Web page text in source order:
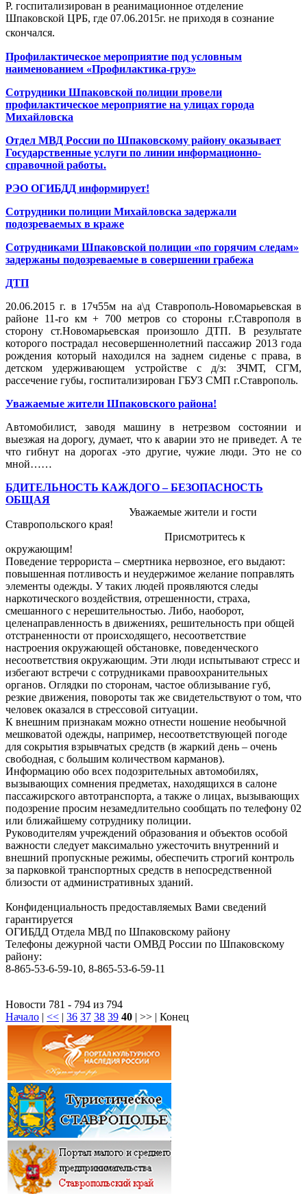
Р. госпитализирован в реанимационное отделение
Шпаковской ЦРБ, где 07.06.2015г. не приходя в сознание
скончался.
Профилактическое мероприятие под условным
наименованием «Профилактика-груз»
Сотрудники Шпаковской полиции провели
профилактическое мероприятие на улицах города
Михайловска
Отдел МВД России по Шпаковскому району оказывает
Государственные услуги по линии информационно-
справочной работы.
РЭО ОГИБДД информирует!
Сотрудники полиции Михайловска задержали
подозреваемых в краже
Сотрудниками Шпаковской полиции «по горячим следам»
задержаны подозреваемые в совершении грабежа
ДТП
20.06.2015 г. в 17ч55м на а\д Ставрополь-Новомарьевская в
районе 11-го км + 700 метров со стороны г.Ставрополя в
сторону ст.Новомарьевская произошло ДТП. В результате
которого пострадал несовершеннолетний пассажир 2013 года
рождения который находился на заднем сиденье с права, в
детском удерживающем устройстве с д/з: ЗЧМТ, СГМ,
рассечение губы, госпитализирован ГБУЗ СМП г.Ставрополь.
Уважаемые жители Шпаковского района!
Автомобилист, заводя машину в нетрезвом состоянии и
выезжая на дорогу, думает, что к аварии это не приведет. А те
что гибнут на дорогах -это другие, чужие люди. Это не со
мной……
БДИТЕЛЬНОСТЬ КАЖДОГО – БЕЗОПАСНОСТЬ
ОБЩАЯ
Уважаемые жители и гости
Ставропольского края!
Присмотритесь к
окружающим!
Поведение террориста – смертника нервозное, его выдают:
повышенная потливость и неудержимое желание поправлять
элементы одежды. У таких людей проявляются следы
наркотического воздействия, отрешенности, страха,
смешанного с нерешительностью. Либо, наоборот,
целенаправленность в движениях, решительность при общей
отстраненности от происходящего, несоответствие
настроения окружающей обстановке, поведенческого
несоответствия окружающим. Эти люди испытывают стресс и
избегают встречи с сотрудниками правоохранительных
органов. Оглядки по сторонам, частое облизывание губ,
резкие движения, повороты так же свидетельствуют о том, что
человек оказался в стрессовой ситуации.
К внешним признакам можно отнести ношение необычной
мешковатой одежды, например, несоответствующей погоде
для сокрытия взрывчатых средств (в жаркий день – очень
свободная, с большим количеством карманов).
Информацию обо всех подозрительных автомобилях,
вызывающих сомнения предметах, находящихся в салоне
пассажирского автотранспорта, а также о лицах, вызывающих
подозрение просим незамедлительно сообщать по телефону 02
или ближайшему сотруднику полиции.
Руководителям учреждений образования и объектов особой
важности следует максимально ужесточить внутренний и
внешний пропускные режимы, обеспечить строгий контроль
за парковкой транспортных средств в непосредственной
близости от административных зданий.
Конфиденциальность предоставляемых Вами сведений
гарантируется
ОГИБДД Отдела МВД по Шпаковскому району
Телефоны дежурной части ОМВД России по Шпаковскому
району:
8-865-53-6-59-10, 8-865-53-6-59-11
Новости 781 - 794 из 794
Начало | << | 36 37 38 39 40 | >> | Конец